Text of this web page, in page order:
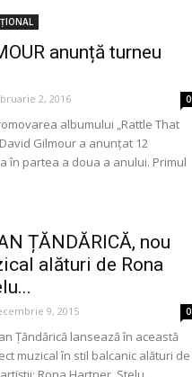
anunță turneu
2, 2016 0
albumului „Rattle That
Gilmour a anunțat 12
în partea a doua a anului. Primul
ȚĂNDĂRICĂ, nou
alături de Rona
9, 2015 0
Țăndărică lansează în această
muzical în stil balcanic alături de